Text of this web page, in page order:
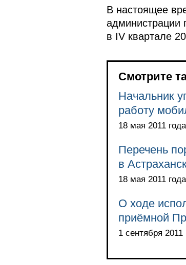
В настоящее
администрации
в IV квартале
Смотрите
Начальник
работу
18 мая 2011 года
Перечень
в
18 мая 2011 года
О ходе
приёмной
1 сентября 2011